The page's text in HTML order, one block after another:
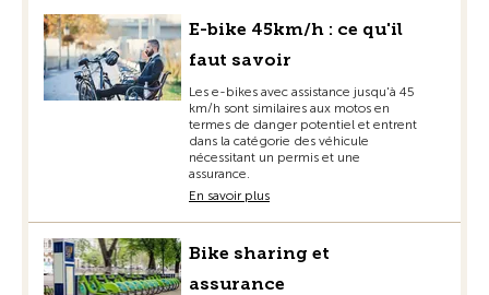
E-bike 45km/h : ce qu'il
faut savoir
Les e-bikes avec assistance jusqu'à 45
km/h sont similaires aux motos en
termes de danger potentiel et entrent
dans la catégorie des véhicule
nécessitant un permis et une
assurance.
En savoir plus
Bike sharing et
assurance